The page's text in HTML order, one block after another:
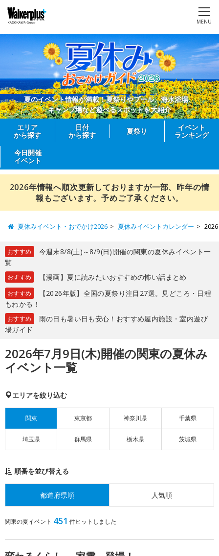
MENU
夏のイベント情報が満載！夏祭りやプール、海水浴場、
キャンプ場など遊べるスポットを大紹介
エリア
から探す
日付
から探す
夏祭り
イベント
ランキング
今日開催
イベント
2026年情報へ順次更新しておりますが一部、昨年の情
報もございます。予めご了承ください。
夏休みイベント・おでかけ2026 夏休みイベントカレンダー
おすすめ
今週末8/8(土)～8/9(日)開催の関東の夏休みイベント一
覧
おすすめ 【漫画】夏に読みたいおすすめの怖い話まとめ
おすすめ
【2026年版】全国の夏祭り注目27選。見どころ・日程
もわかる！
おすすめ
雨の日も暑い日も安心！おすすめ屋内施設・室内遊び
場ガイド
2026年7月9日(木)開催の関東の夏休み
イベント一覧
エリアを絞り込む
関東 東京都 神奈川県 千葉県
埼玉県 群馬県 栃木県 茨城県
順番を並び替える
都道府県順 人気順
関東の夏イベント 451 件ヒットしました